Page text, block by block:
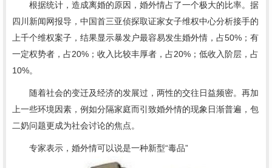
根据统计，造成离婚的原因，婚外情占了一个极大的比率。据
四川新闻网报导，中国首三亚侦探取证家女子维权中心分析接手的
上千个维权案子，结果显示暴发户最容易发生婚外情，占50%；有
一定权势者，占20%；收入比较丰厚者，占20%；低收入阶层，占
10%。
随着社会的变迁及经济的发展过，两性的交往日益频密。再加
上一些环境因素，例如分隔家庭而引致婚外情的现象日渐普遍，包
二奶问题更成为社会讨论的焦点。
专家表示，婚外情可以说是一种新型“毒品”